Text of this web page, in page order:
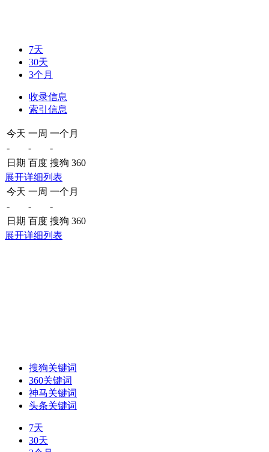
7天
30天
3个月
收录信息
索引信息
今天 一周 一个月
-
-
-
日期 百度 搜狗 360
展开详细列表
今天 一周 一个月
-
-
-
日期 百度 搜狗 360
展开详细列表
搜狗关键词
360关键词
神马关键词
头条关键词
7天
30天